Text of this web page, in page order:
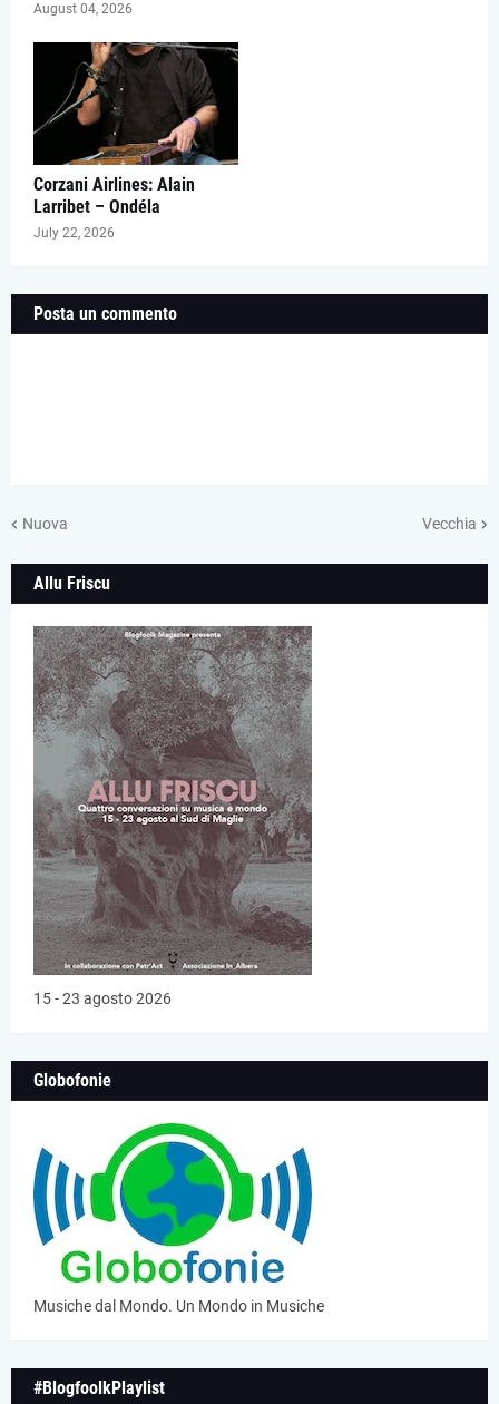
August 04, 2026
Corzani Airlines: Alain
Larribet – Ondéla
July 22, 2026
Posta un commento
Nuova Vecchia
Allu Friscu
15 - 23 agosto 2026
Globofonie
Musiche dal Mondo. Un Mondo in Musiche
#BlogfoolkPlaylist